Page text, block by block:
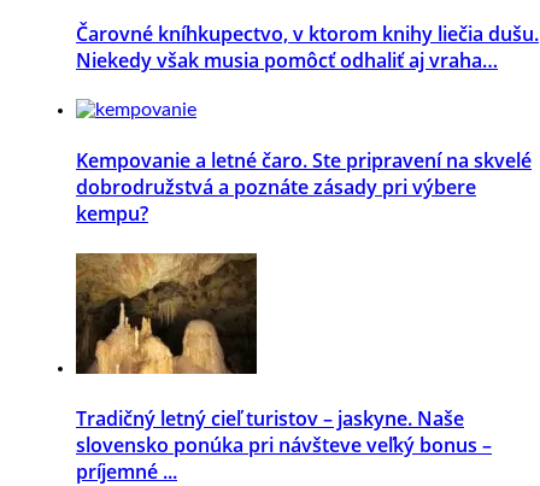
Čarovné kníhkupectvo, v ktorom knihy liečia dušu.
Niekedy však musia pomôcť odhaliť aj vraha…
Kempovanie a letné čaro. Ste pripravení na skvelé
dobrodružstvá a poznáte zásady pri výbere
kempu?
Tradičný letný cieľ turistov – jaskyne. Naše
slovensko ponúka pri návšteve veľký bonus –
príjemné ...